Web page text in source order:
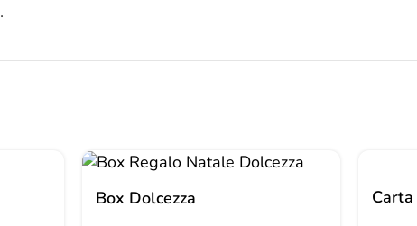
.
Box Dolcezza